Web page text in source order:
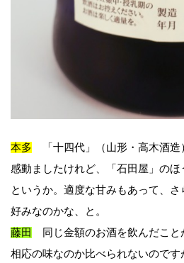
本多 「十四代」（山形・高木酒造
感動ましたけれど、「石田屋」の
というか。適度な甘みもあって、
好みなのかな、と。
藤田
同じ金額のお酒を飲んだこと
相応の味なのか比べられないので